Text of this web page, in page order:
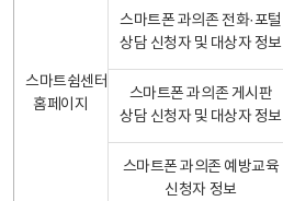
스마트쉼센터
홈페이지
스마트폰 과의존 전화·포털
상담 신청자 및 대상자 정보
스마트폰 과의존 게시판
상담 신청자 및 대상자 정보
스마트폰 과의존 예방교육
신청자 정보